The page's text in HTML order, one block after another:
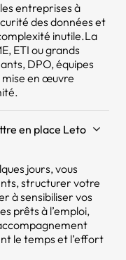
entreprises à
des données et
inutile.La
ETI ou grands
DPO, équipes
mise en œuvre
en place Leto
jours, vous
structurer votre
à sensibiliser vos
prêts à l’emploi,
le temps et l’effort